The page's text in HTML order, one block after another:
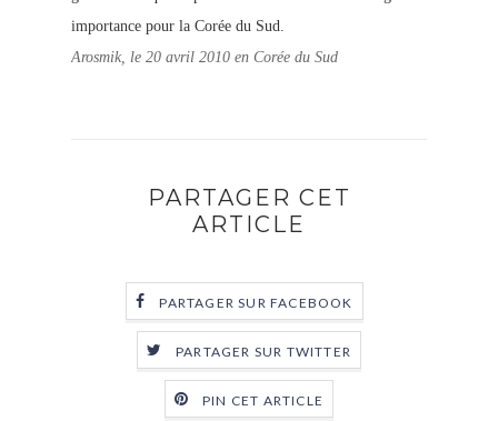
importance pour la Corée du Sud.
Arosmik, le 20 avril 2010 en Corée du Sud
PARTAGER CET
ARTICLE
PARTAGER SUR FACEBOOK
PARTAGER SUR TWITTER
PIN CET ARTICLE